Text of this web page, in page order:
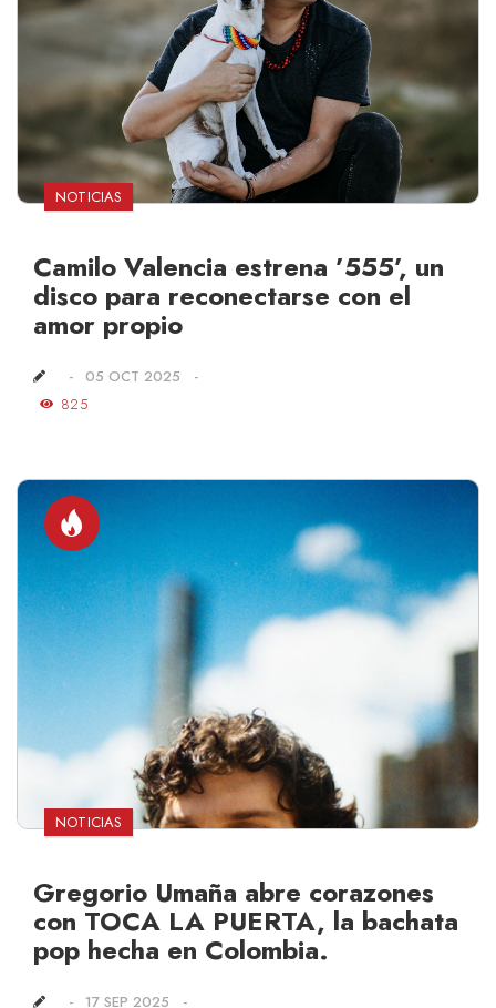
NOTICIAS
Camilo Valencia estrena ’555’, un
disco para reconectarse con el
amor propio
05 OCT 2025
825
NOTICIAS
Gregorio Umaña abre corazones
con TOCA LA PUERTA, la bachata
pop hecha en Colombia.
17 SEP 2025